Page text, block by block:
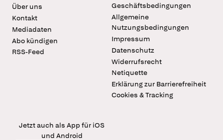
Über uns
Kontakt
Mediadaten
Abo kündigen
RSS-Feed
Geschäftsbedingungen
Allgemeine
Nutzungsbedingungen
Impressum
Datenschutz
Widerrufsrecht
Netiquette
Erklärung zur Barrierefreiheit
Cookies & Tracking
Jetzt auch als App für iOS
und Android